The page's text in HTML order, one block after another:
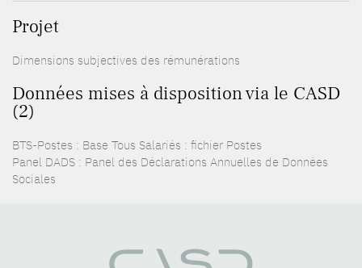
Projet
Dimensions subjectives des rémunérations
Données mises à disposition via le CASD
(2)
BTS-Postes : Base Tous Salariés : fichier Postes
Panel DADS : Panel des Déclarations Annuelles de Données
Sociales